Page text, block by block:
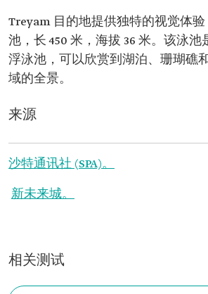
Treyam 目的地提供独特的视觉体
池，长 450 米，海拔 36 米。该泳
浮泳池，可以欣赏到湖泊、珊瑚礁
域的全景。​
来源
沙特通讯社 (SPA)。
新未来城。
相关测试